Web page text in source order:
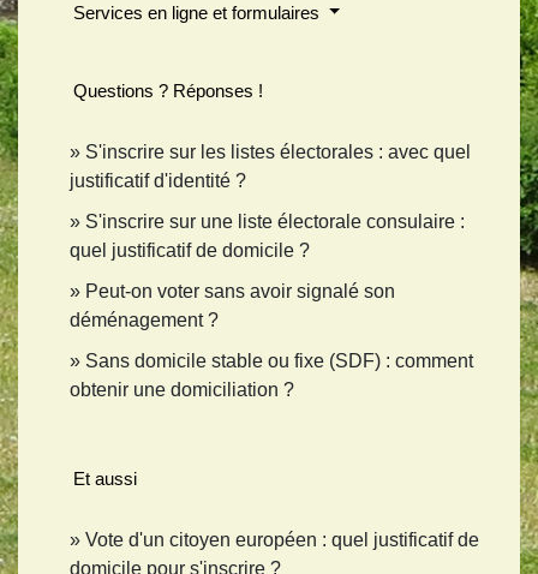
Services en ligne et formulaires
Questions ? Réponses !
S'inscrire sur les listes électorales : avec quel
justificatif d'identité ?
S'inscrire sur une liste électorale consulaire :
quel justificatif de domicile ?
Peut-on voter sans avoir signalé son
déménagement ?
Sans domicile stable ou fixe (SDF) : comment
obtenir une domiciliation ?
Et aussi
Vote d'un citoyen européen : quel justificatif de
domicile pour s'inscrire ?